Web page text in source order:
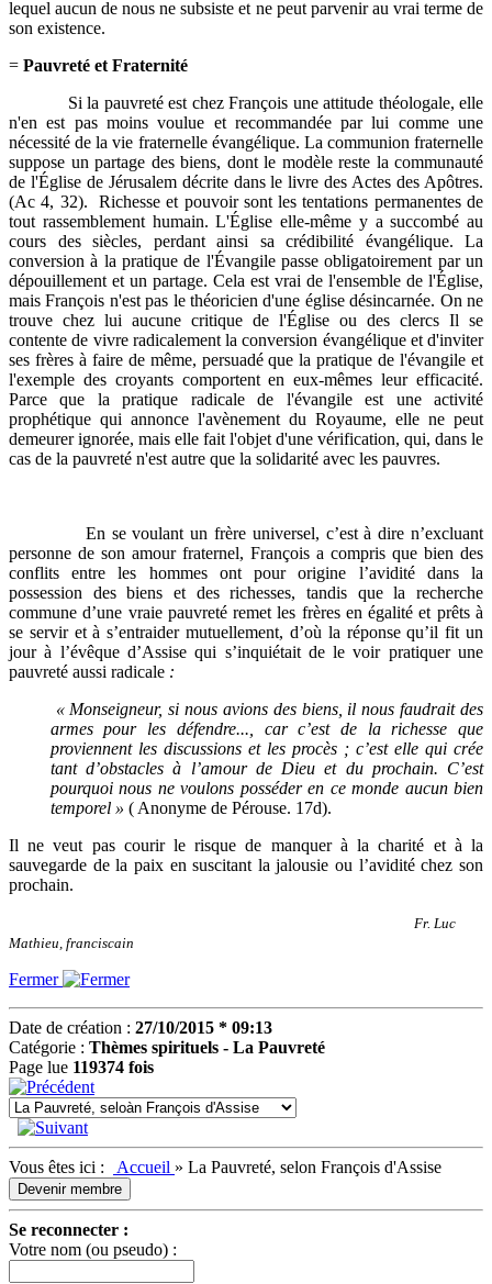
lequel aucun de nous ne subsiste et ne peut parvenir au vrai terme de
son existence.
= Pauvreté et Fraternité
Si la pauvreté est chez François une attitude théologale, elle
n'en est pas moins voulue et recommandée par lui comme une
nécessité de la vie fraternelle évangélique. La communion fraternelle
suppose un partage des biens, dont le modèle reste la communauté
de l'Église de Jérusalem décrite dans le livre des Actes des Apôtres.
(Ac 4, 32). Richesse et pouvoir sont les tentations permanentes de
tout rassemblement humain. L'Église elle-même y a succombé au
cours des siècles, perdant ainsi sa crédibilité évangélique. La
conversion à la pratique de l'Évangile passe obligatoirement par un
dépouillement et un partage. Cela est vrai de l'ensemble de l'Église,
mais François n'est pas le théoricien d'une église désincarnée. On ne
trouve chez lui aucune critique de l'Église ou des clercs Il se
contente de vivre radicalement la conversion évangélique et d'inviter
ses frères à faire de même, persuadé que la pratique de l'évangile et
l'exemple des croyants comportent en eux-mêmes leur efficacité.
Parce que la pratique radicale de l'évangile est une activité
prophétique qui annonce l'avènement du Royaume, elle ne peut
demeurer ignorée, mais elle fait l'objet d'une vérification, qui, dans le
cas de la pauvreté n'est autre que la solidarité avec les pauvres.
En se voulant un frère universel, c’est à dire n’excluant
personne de son amour fraternel, François a compris que bien des
conflits entre les hommes ont pour origine l’avidité dans la
possession des biens et des richesses, tandis que la recherche
commune d’une vraie pauvreté remet les frères en égalité et prêts à
se servir et à s’entraider mutuellement, d’où la réponse qu’il fit un
jour à l’évêque d’Assise qui s’inquiétait de le voir pratiquer une
pauvreté aussi radicale :
« Monseigneur, si nous avions des biens, il nous faudrait des
armes pour les défendre..., car c’est de la richesse que
proviennent les discussions et les procès ; c’est elle qui crée
tant d’obstacles à l’amour de Dieu et du prochain. C’est
pourquoi nous ne voulons posséder en ce monde aucun bien
temporel » ( Anonyme de Pérouse. 17d).
Il ne veut pas courir le risque de manquer à la charité et à la
sauvegarde de la paix en suscitant la jalousie ou l’avidité chez son
prochain.
Fr. Luc
Mathieu, franciscain
Fermer
Date de création : 27/10/2015 * 09:13
Catégorie : Thèmes spirituels - La Pauvreté
Page lue 119374 fois
Vous êtes ici : Accueil » La Pauvreté, selon François d'Assise
Devenir membre
Se reconnecter :
Votre nom (ou pseudo) :